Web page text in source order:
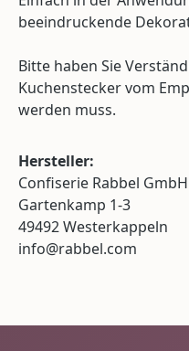
beeindruckende
Bitte haben Sie
Kuchenstecker vom
werden muss.
Hersteller:
Confiserie Rabbel GmbH
Gartenkamp 1-3
49492 Westerkappeln
info@rabbel.com